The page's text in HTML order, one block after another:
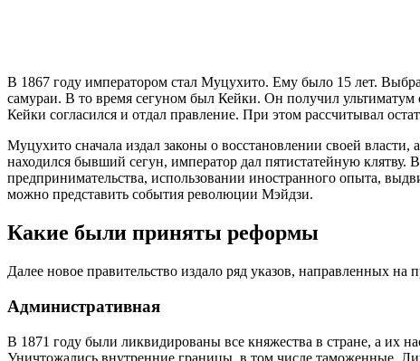
В 1867 году императором стал Муцухито. Ему было 15 лет.
самураи. В то время сегуном был Кейки. Он получил ультиматум
Кейки согласился и отдал правление. При этом рассчитывал
Муцухито сначала издал законы о восстановлении своей
находился бывший сегун, император дал пятистатейную клятву.
предпринимательства, использовании иностранного опыта,
можно представить события революции Мэйдзи.
Какие были приняты реформы
Далее новое правительство издало ряд указов, направленных
Административная
В 1871 году были ликвидированы все княжества в стране, а их
Уничтожались внутренние границы, в том числе таможенные.